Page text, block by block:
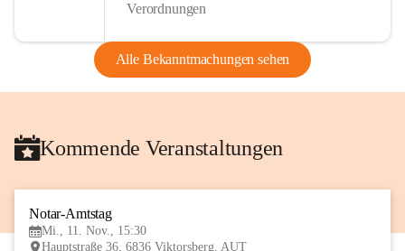
Verordnungen
Alle Bekanntmachungen sehen
Kommende Veranstaltungen
Notar-Amtstag
Mi., 11. Nov., 15:30
Hauptstraße 36, 6836 Viktorsberg, AUT